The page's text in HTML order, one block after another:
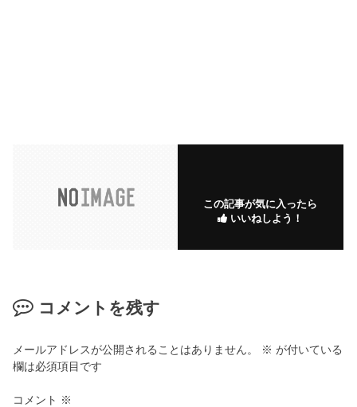
この記事が気に入ったら
いいねしよう！
コメントを残す
メールアドレスが公開されることはありません。 ※ が付いている
欄は必須項目です
コメント ※